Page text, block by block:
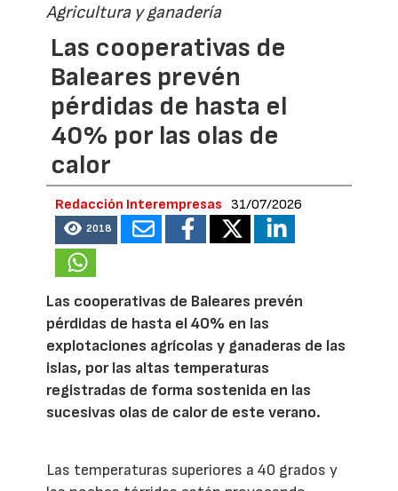
Agricultura y ganadería
Las cooperativas de
Baleares prevén
pérdidas de hasta el
40% por las olas de
calor
Redacción Interempresas 31/07/2026
2018
Las cooperativas de Baleares prevén
pérdidas de hasta el 40% en las
explotaciones agrícolas y ganaderas de las
islas, por las altas temperaturas
registradas de forma sostenida en las
sucesivas olas de calor de este verano.
Las temperaturas superiores a 40 grados y